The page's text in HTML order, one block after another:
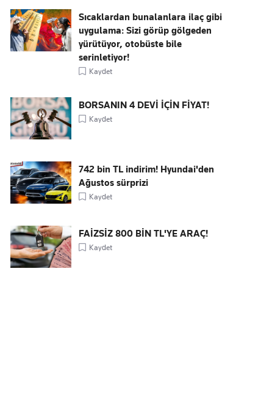
Sıcaklardan bunalanlara ilaç gibi
uygulama: Sizi görüp gölgeden
yürütüyor, otobüste bile
serinletiyor!
Kaydet
BORSANIN 4 DEVİ İÇİN FİYAT!
Kaydet
742 bin TL indirim! Hyundai'den
Ağustos sürprizi
Kaydet
FAİZSİZ 800 BİN TL'YE ARAÇ!
Kaydet